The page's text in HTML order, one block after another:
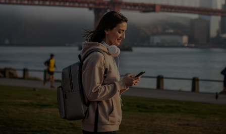
19. června 2026